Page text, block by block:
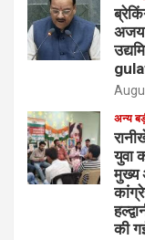
अजय
अन्य
युवा
मुख्य
की